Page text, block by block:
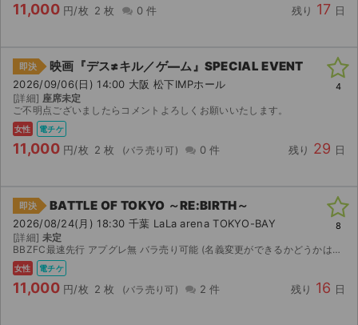
11,000 円/枚 2 枚 0 件 残り 17 日
即決 映画『デス≠キル／ゲ―ム』SPECIAL EVENT
2026/09/06(日) 14:00 大阪 松下IMPホール
[詳細] 座席未定
ご不明点ございましたらコメントよろしくお願いいたします。
女性 電チケ
11,000 円/枚 2 枚 0 件 残り 29 日
4
即決 BATTLE OF TOKYO ～RE:BIRTH～
2026/08/24(月) 18:30 千葉 LaLa arena TOKYO-BAY
[詳細] 未定
BBZFC最速先行 アプグレ無 バラ売り可能 (名義変更ができるかどうかは発券されてからの確認となります)
女性 電チケ
11,000 円/枚 2 枚 2 件 残り 16 日
8